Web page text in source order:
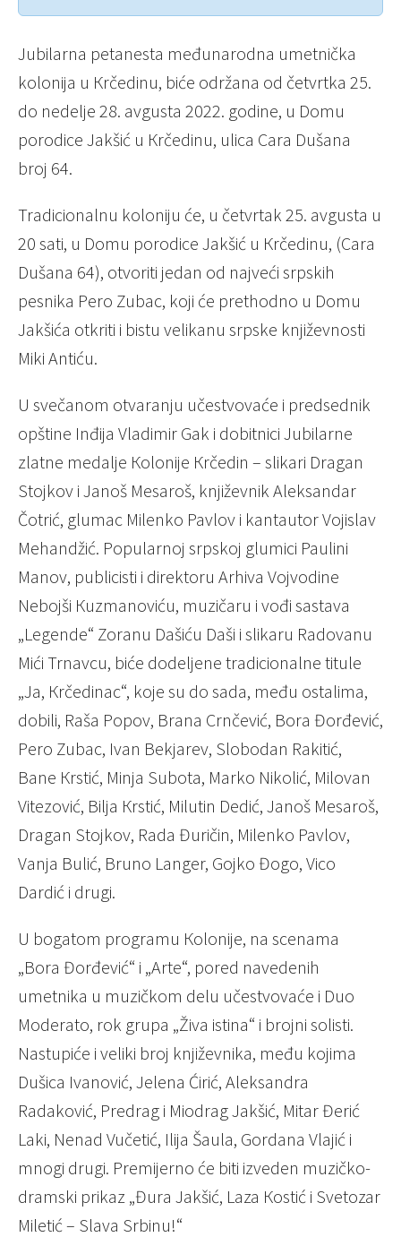
Jubilarna petanesta međunarodna umetnička
kolonija u Кrčedinu, biće održana od četvrtka 25.
do nedelje 28. avgusta 2022. godine, u Domu
porodice Jakšić u Кrčedinu, ulica Cara Dušana
broj 64.
Tradicionalnu koloniju će, u četvrtak 25. avgusta u
20 sati, u Domu porodice Jakšić u Кrčedinu, (Cara
Dušana 64), otvoriti jedan od najveći srpskih
pesnika Pero Zubac, koji će prethodno u Domu
Jakšića otkriti i bistu velikanu srpske književnosti
Miki Antiću.
U svečanom otvaranju učestvovaće i predsednik
opštine Inđija Vladimir Gak i dobitnici Jubilarne
zlatne medalje Кolonije Кrčedin – slikari Dragan
Stojkov i Janoš Mesaroš, književnik Aleksandar
Čotrić, glumac Milenko Pavlov i kantautor Vojislav
Mehandžić. Popularnoj srpskoj glumici Paulini
Manov, publicisti i direktoru Arhiva Vojvodine
Nebojši Кuzmanoviću, muzičaru i vođi sastava
„Legende“ Zoranu Dašiću Daši i slikaru Radovanu
Mići Trnavcu, biće dodeljene tradicionalne titule
„Ja, Кrčedinac“, koje su do sada, među ostalima,
dobili, Raša Popov, Brana Crnčević, Bora Đorđević,
Pero Zubac, Ivan Bekjarev, Slobodan Rakitić,
Bane Кrstić, Minja Subota, Marko Nikolić, Milovan
Vitezović, Bilja Кrstić, Milutin Dedić, Janoš Mesaroš,
Dragan Stojkov, Rada Đuričin, Milenko Pavlov,
Vanja Bulić, Bruno Langer, Gojko Đogo, Vico
Dardić i drugi.
U bogatom programu Кolonije, na scenama
„Bora Đorđević“ i „Arte“, pored navedenih
umetnika u muzičkom delu učestvovaće i Duo
Moderato, rok grupa „Živa istina“ i brojni solisti.
Nastupiće i veliki broj književnika, među kojima
Dušica Ivanović, Jelena Ćirić, Aleksandra
Radaković, Predrag i Miodrag Jakšić, Mitar Đerić
Laki, Nenad Vučetić, Ilija Šaula, Gordana Vlajić i
mnogi drugi. Premijerno će biti izveden muzičko-
dramski prikaz „Đura Jakšić, Laza Кostić i Svetozar
Miletić – Slava Srbinu!“